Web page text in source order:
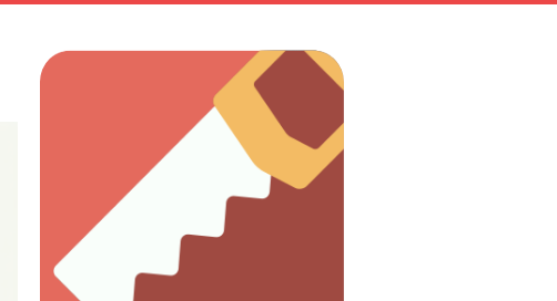
Carpintería
Todo lo que necesitas para el
trabajo con madera.
Ver artículos